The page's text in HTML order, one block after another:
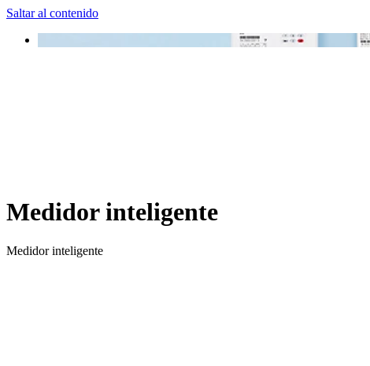
Saltar al contenido
Medidor inteligente
Medidor inteligente